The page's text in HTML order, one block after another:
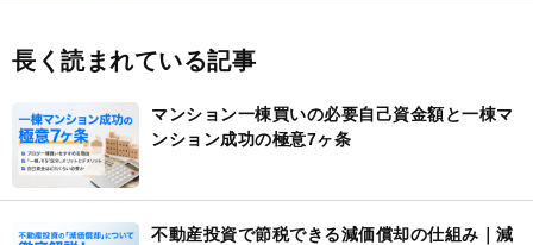
長く読まれている記事
マンション一棟買いの必要自己資金額と一棟マ
ンション成功の極意7ヶ条
不動産投資で節税できる減価償却の仕組み｜減